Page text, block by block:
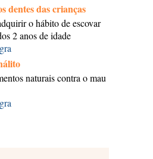
dentes das crianças
o hábito de escovar
2 anos de idade
naturais contra o mau